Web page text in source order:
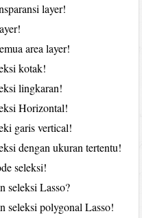
layer!
area layer!
kotak!
lingkaran!
Horizontal!
garis vertical!
dengan ukuran tertentu!
seleksi!
seleksi Lasso?
seleksi polygonal Lasso!